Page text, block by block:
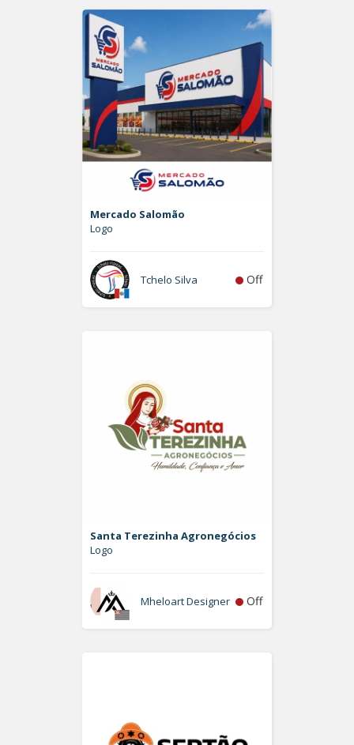
Mercado Salomão
Logo
Tchelo Silva Off
Santa Terezinha Agronegócios
Logo
Mheloart Designer Off